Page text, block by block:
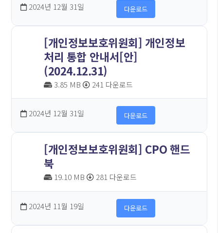
2024년 12월 31일 다운로드
[개인정보보호위원회] 개인정보
처리 통합 안내서[안]
(2024.12.31)
3.85 MB 241 다운로드
2024년 12월 31일 다운로드
[개인정보보호위원회] CPO 핸드
북
19.10 MB 281 다운로드
2024년 11월 19일 다운로드